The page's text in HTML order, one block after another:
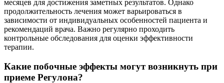
месяцев для достижения заметных результатов. Однако
продолжительность лечения может варьироваться в
зависимости от индивидуальных особенностей пациента и
рекомендаций врача. Важно регулярно проходить
контрольные обследования для оценки эффективности
терапии.
Какие побочные эффекты могут возникнуть при
приеме Регулона?